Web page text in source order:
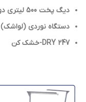
ديگ پخت 500 ليتري دو جداره برای پخت پوره ومواد خمیری
دستگاه نوردی (لواشک)
DRY 247-خشک کن